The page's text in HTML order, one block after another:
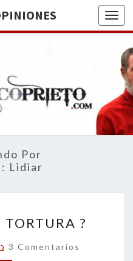
DE
BREVE
RECORRIDO
VITAL Y
ACTUALIDAD
Por
Lidiar
TORTURA ?
Comentarios
3 Comentarios